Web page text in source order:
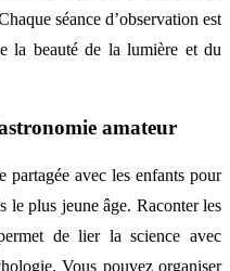
séance d’observation est
la beauté de la lumière et du
amateur
partagée avec les enfants pour
le plus jeune âge. Raconter les
de lier la science avec
Vous pouvez organiser